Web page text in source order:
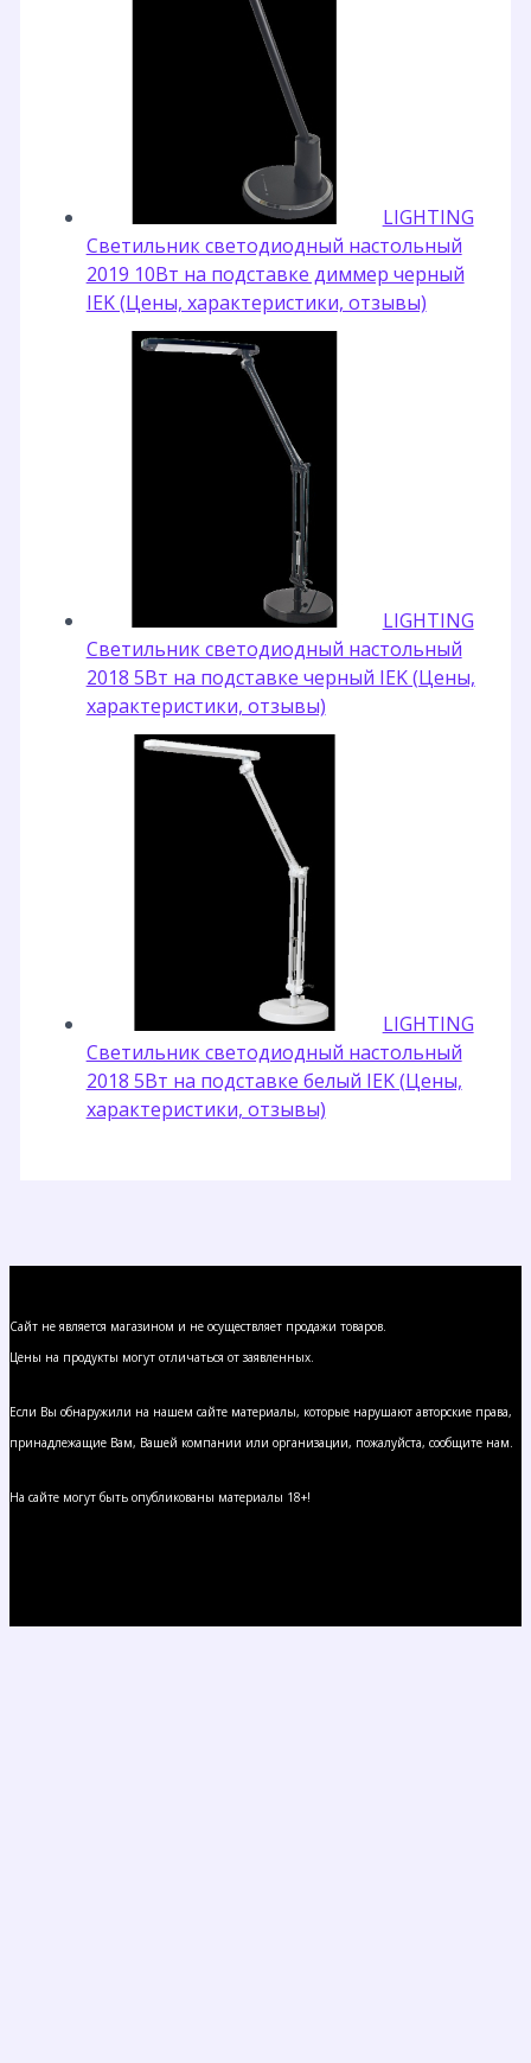
LIGHTING
Светильник светодиодный настольный
2019 10Вт на подставке диммер черный
IEK (Цены, характеристики, отзывы)
LIGHTING
Светильник светодиодный настольный
2018 5Вт на подставке черный IEK (Цены,
характеристики, отзывы)
LIGHTING
Светильник светодиодный настольный
2018 5Вт на подставке белый IEK (Цены,
характеристики, отзывы)
Сайт не является магазином и не осуществляет продажи товаров.
Цены на продукты могут отличаться от заявленных.
Если Вы обнаружили на нашем сайте материалы, которые нарушают авторские права,
принадлежащие Вам, Вашей компании или организации, пожалуйста, сообщите нам.
На сайте могут быть опубликованы материалы 18+!